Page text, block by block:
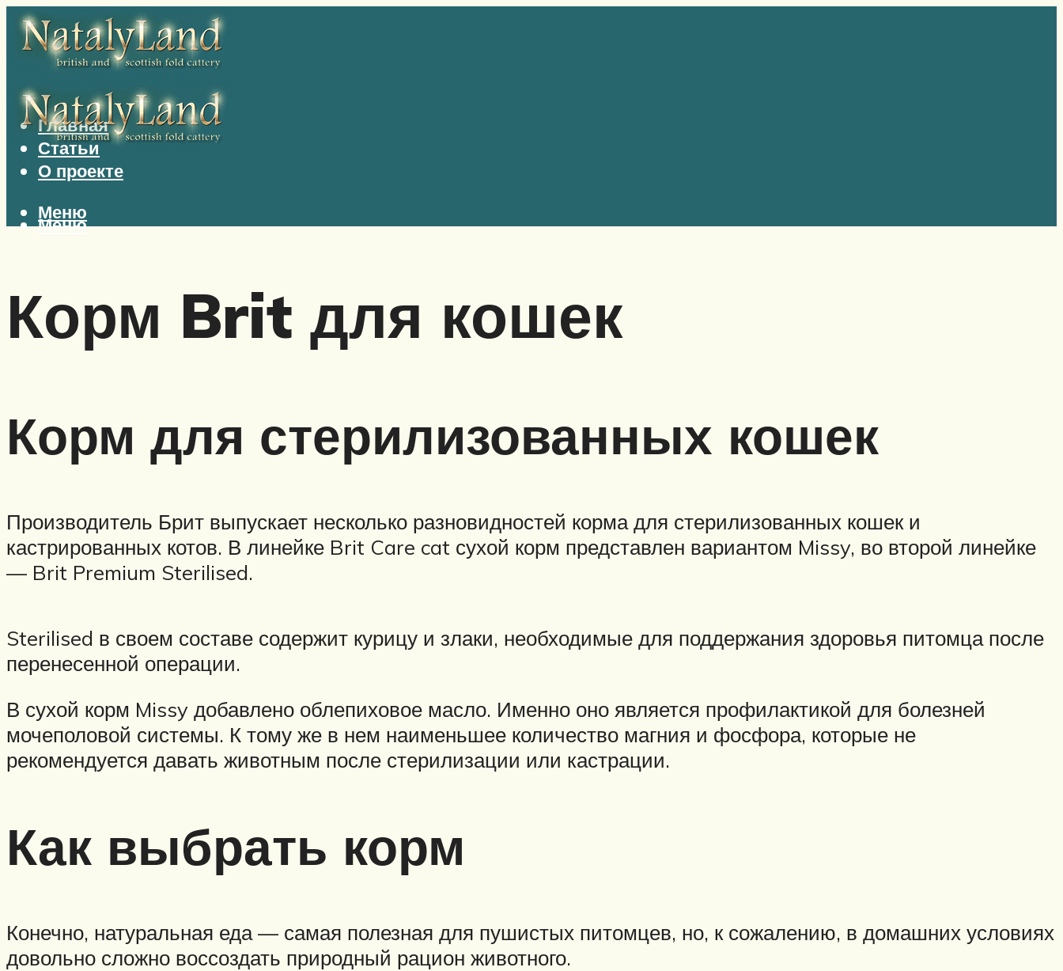
Главная
Статьи
О проекте
Меню
Меню
Корм Brit для кошек
Корм для стерилизованных кошек
Производитель Брит выпускает несколько разновидностей корма для стерилизованных кошек и
кастрированных котов. В линейке Brit Care cat сухой корм представлен вариантом Missy, во второй линейке
— Brit Premium Sterilised.
Sterilised в своем составе содержит курицу и злаки, необходимые для поддержания здоровья питомца после
перенесенной операции.
В сухой корм Missy добавлено облепиховое масло. Именно оно является профилактикой для болезней
мочеполовой системы. К тому же в нем наименьшее количество магния и фосфора, которые не
рекомендуется давать животным после стерилизации или кастрации.
Как выбрать корм
Конечно, натуральная еда — самая полезная для пушистых питомцев, но, к сожалению, в домашних условиях
довольно сложно воссоздать природный рацион животного.